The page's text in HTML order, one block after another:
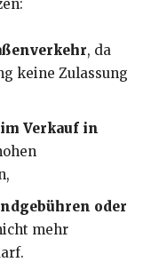
, da
keine Zulassung
Verkauf in
oder
mehr